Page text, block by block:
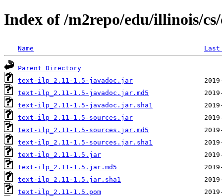
Index of /m2repo/edu/illinois/
Name
Parent Directory
text-ilp_2.11-1.5-javadoc.jar
text-ilp_2.11-1.5-javadoc.jar.md5
text-ilp_2.11-1.5-javadoc.jar.sha1
text-ilp_2.11-1.5-sources.jar
text-ilp_2.11-1.5-sources.jar.md5
text-ilp_2.11-1.5-sources.jar.sha1
text-ilp_2.11-1.5.jar
text-ilp_2.11-1.5.jar.md5
text-ilp_2.11-1.5.jar.sha1
text-ilp_2.11-1.5.pom